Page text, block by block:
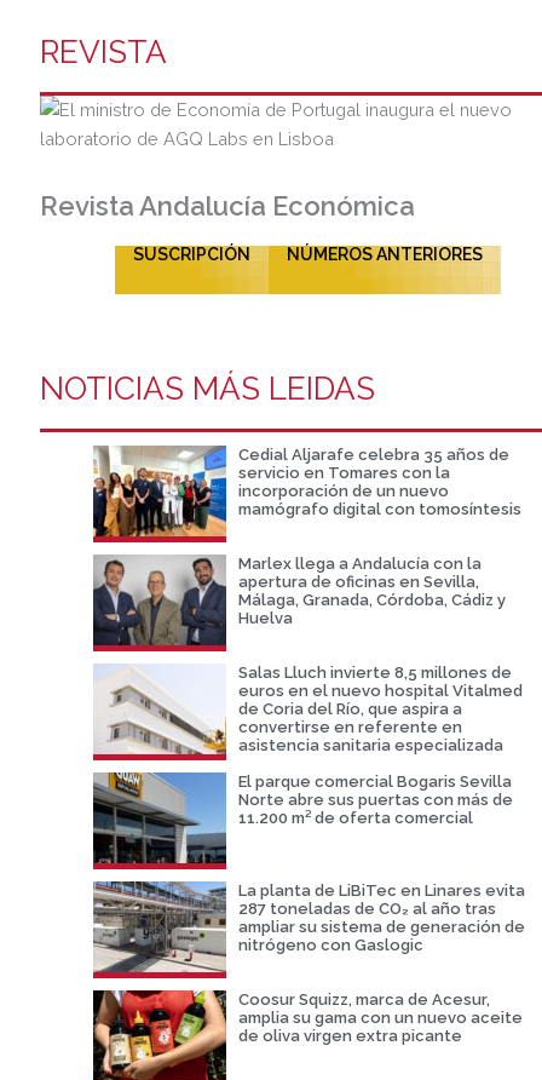
REVISTA
Revista Andalucía Económica
SUSCRIPCIÓN NÚMEROS ANTERIORES
NOTICIAS MÁS LEIDAS
Cedial Aljarafe celebra 35 años de
servicio en Tomares con la
incorporación de un nuevo
mamógrafo digital con tomosíntesis
Marlex llega a Andalucía con la
apertura de oficinas en Sevilla,
Málaga, Granada, Córdoba, Cádiz y
Huelva
Salas Lluch invierte 8,5 millones de
euros en el nuevo hospital Vitalmed
de Coria del Río, que aspira a
convertirse en referente en
asistencia sanitaria especializada
El parque comercial Bogaris Sevilla
Norte abre sus puertas con más de
11.200 m² de oferta comercial
La planta de LiBiTec en Linares evita
287 toneladas de CO₂ al año tras
ampliar su sistema de generación de
nitrógeno con Gaslogic
Coosur Squizz, marca de Acesur,
amplia su gama con un nuevo aceite
de oliva virgen extra picante